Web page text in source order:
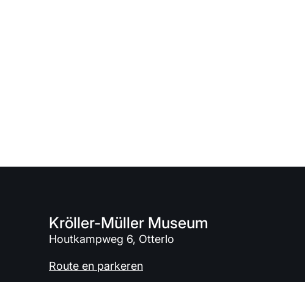
Kröller-Müller Museum
Houtkampweg 6, Otterlo
Route en parkeren